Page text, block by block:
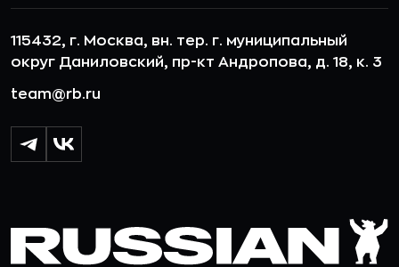
115432, г. Москва, вн. тер. г. муниципальный
округ Даниловский, пр-кт Андропова, д. 18, к. 3
team@rb.ru